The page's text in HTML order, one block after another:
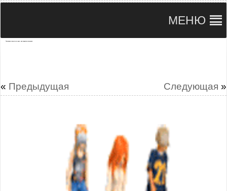
МЕНЮ
« Предыдущая Следующая »